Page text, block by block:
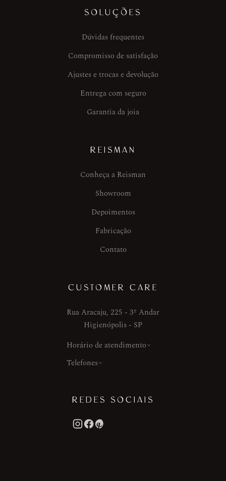
SOLUÇÕES
Dúvidas frequentes
Compromisso de satisfação
Ajustes e trocas e devolução
Entrega com seguro
Garantia da joia
REISMAN
Conheça a Reisman
Showroom
Depoimentos
Fabricação
Contato
CUSTOMER CARE
Rua Aracaju, 225 - 3º Andar
Higienópolis - SP
Horário de atendimento
Telefones
REDES SOCIAIS